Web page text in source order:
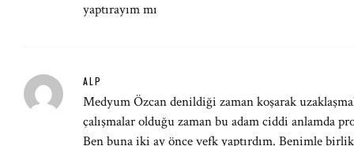
yaptırayım mı
ALP
Medyum Özcan denildiği zaman koşarak
çalışmalar olduğu zaman bu adam ciddi anlamda
Ben buna iki ay önce vefk yaptırdım. Benimle